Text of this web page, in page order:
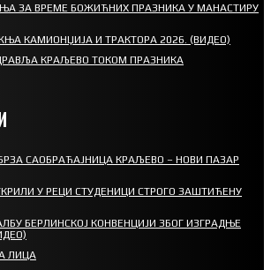
ЗА ВРЕМЕ БОЖИЋНИХ ПРАЗНИКА У МАНАСТИРУ
КАМИОНЏИЈА И ТРАКТОРА 2026. (ВИДЕО)
КРАЉЕВО ТОКОМ ПРАЗНИКА
САОБРАЋАЈНИЦА КРАЉЕВО – НОВИ ПАЗАР
У РЕЦИ СТУДЕНИЦИ СТРОГО ЗАШТИЋЕНУ
БЕРЛИНСКОЈ КОНВЕНЦИЈИ ЗБОГ ИЗГРАДЊЕ
ЛИЦА